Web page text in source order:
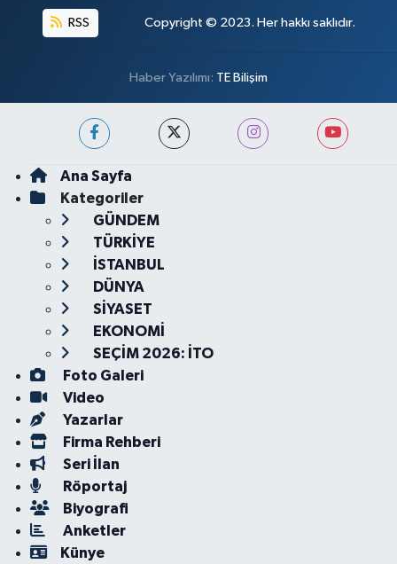
RSS Copyright © 2023. Her hakkı saklıdır.
Haber Yazılımı: TE Bilişim
Ana Sayfa
Kategoriler
GÜNDEM
TÜRKİYE
İSTANBUL
DÜNYA
SİYASET
EKONOMİ
SEÇİM 2026: İTO
Foto Galeri
Video
Yazarlar
Firma Rehberi
Seri İlan
Röportaj
Biyografi
Anketler
Künye